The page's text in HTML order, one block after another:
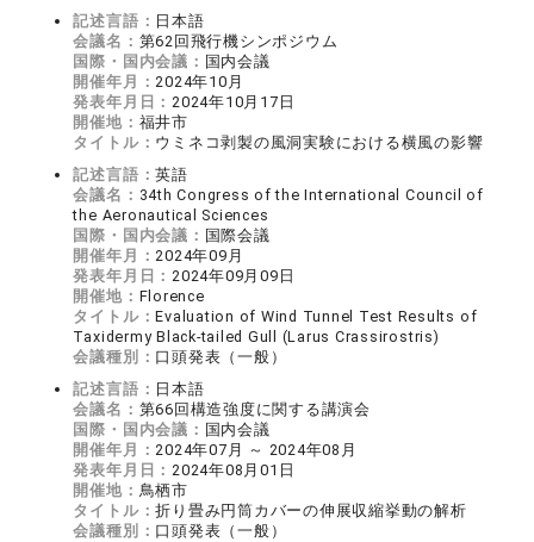
記述言語： 日本語
会議名： 第62回飛行機シンポジウム
国際・国内会議： 国内会議
開催年月：2024年10月
発表年月日：2024年10月17日
開催地： 福井市
タイトル： ウミネコ剥製の風洞実験における横風の影響
記述言語：英語
会議名： 34th Congress of the International Council of
the Aeronautical Sciences
国際・国内会議： 国際会議
開催年月：2024年09月
発表年月日：2024年09月09日
開催地： Florence
タイトル：Evaluation of Wind Tunnel Test Results of
Taxidermy Black-tailed Gull (Larus Crassirostris)
会議種別： 口頭発表（一般）
記述言語： 日本語
会議名： 第66回構造強度に関する講演会
国際・国内会議： 国内会議
開催年月：2024年07月 ～ 2024年08月
発表年月日：2024年08月01日
開催地： 鳥栖市
タイトル：折り畳み円筒カバーの伸展収縮挙動の解析
会議種別： 口頭発表（一般）